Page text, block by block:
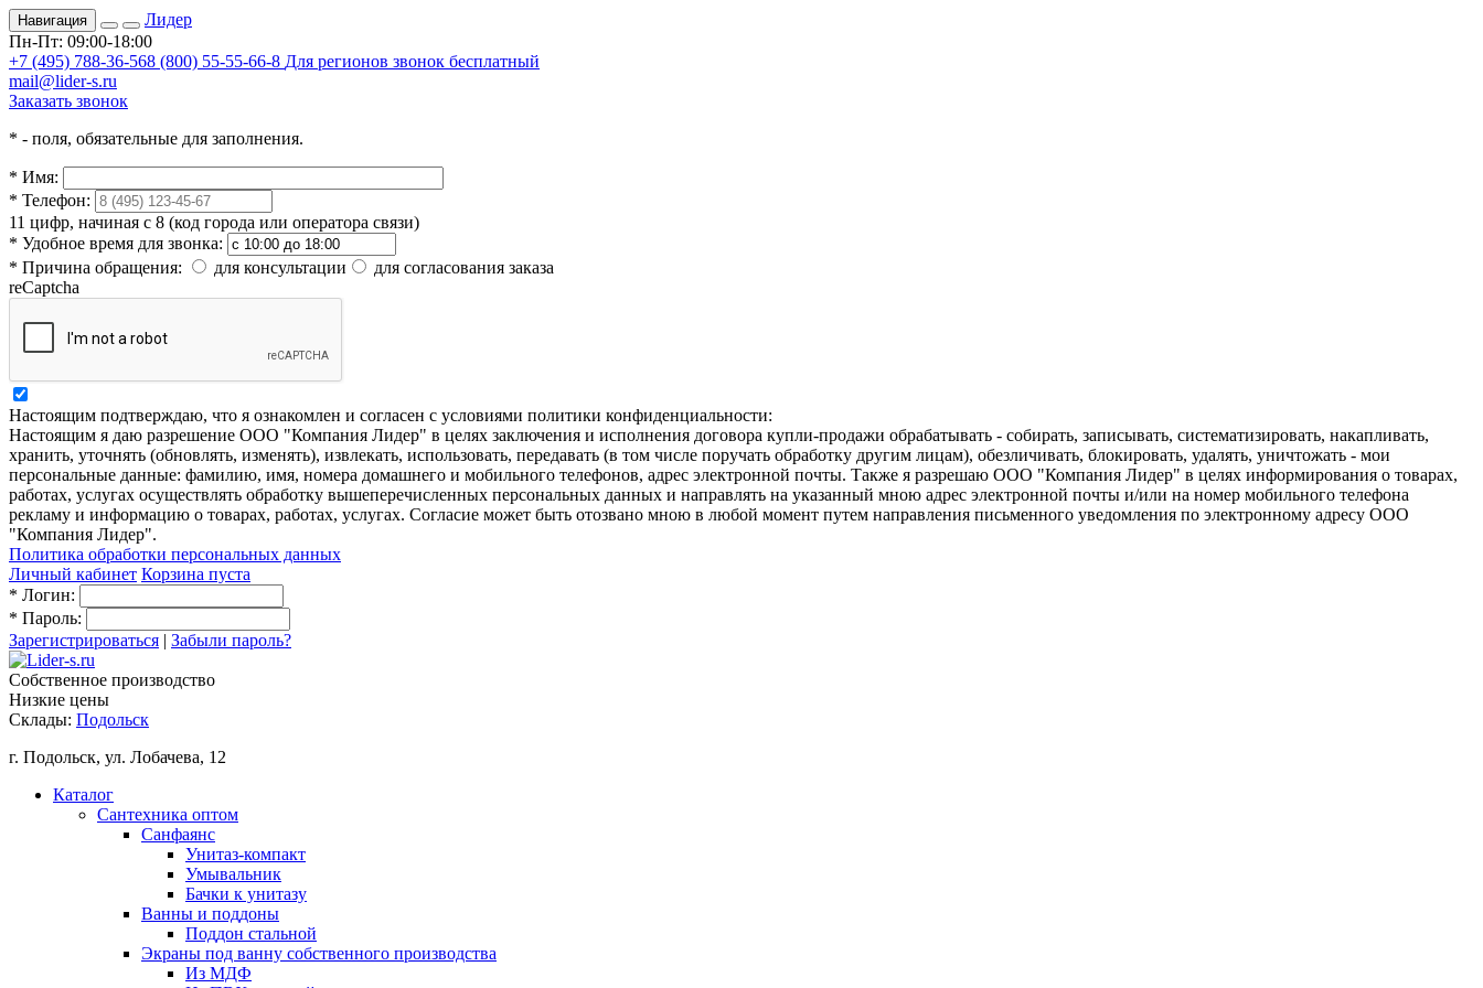
Навигация
Лидер
Пн-Пт: 09:00-18:00
+7 (495) 788-36-568 (800) 55-55-66-8 Для регионов звонок бесплатный
mail@lider-s.ru
Заказать звонок
* - поля, обязательные для заполнения.
* Имя:
* Телефон:
11 цифр, начиная с 8 (код города или оператора связи)
* Удобное время для звонка:
* Причина обращения: для консультации
для согласования заказа
reCaptcha
Настоящим подтверждаю, что я ознакомлен и согласен с условиями политики конфиденциальности:
Настоящим я даю разрешение ООО "Компания Лидер" в целях заключения и исполнения договора купли-продажи обрабатывать - собирать, записывать, систематизировать, накапливать,
хранить, уточнять (обновлять, изменять), извлекать, использовать, передавать (в том числе поручать обработку другим лицам), обезличивать, блокировать, удалять, уничтожать - мои
персональные данные: фамилию, имя, номера домашнего и мобильного телефонов, адрес электронной почты. Также я разрешаю ООО "Компания Лидер" в целях информирования о товарах,
работах, услугах осуществлять обработку вышеперечисленных персональных данных и направлять на указанный мною адрес электронной почты и/или на номер мобильного телефона
рекламу и информацию о товарах, работах, услугах. Согласие может быть отозвано мною в любой момент путем направления письменного уведомления по электронному адресу ООО
"Компания Лидер".
Политика обработки персональных данных
Личный кабинет Корзина пуста
* Логин:
* Пароль:
Зарегистрироваться | Забыли пароль?
Собственное производство
Низкие цены
Склады: Подольск
г. Подольск, ул. Лобачева, 12
Каталог
Сантехника оптом
Санфаянс
Унитаз-компакт
Умывальник
Бачки к унитазу
Ванны и поддоны
Поддон стальной
Экраны под ванну собственного производства
Из МДФ